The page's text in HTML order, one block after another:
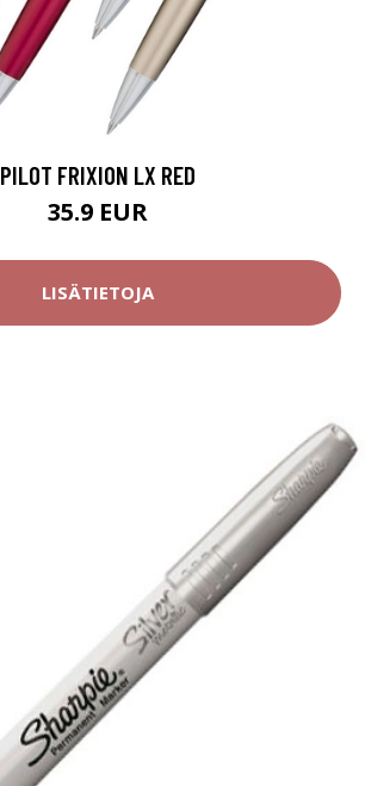
PILOT FRIXION LX RED
35.9 EUR
LISÄTIETOJA